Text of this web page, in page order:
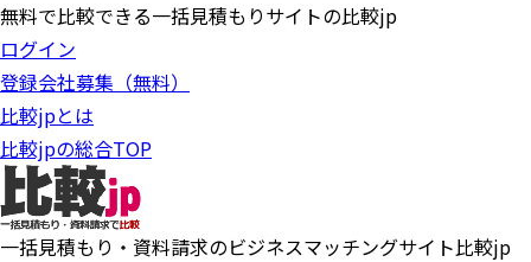
無料で比較できる一括見積もりサイトの比較jp
ログイン
登録会社募集（無料）
比較jpとは
比較jpの総合TOP
一括見積もり・資料請求のビジネスマッチングサイト比較jp